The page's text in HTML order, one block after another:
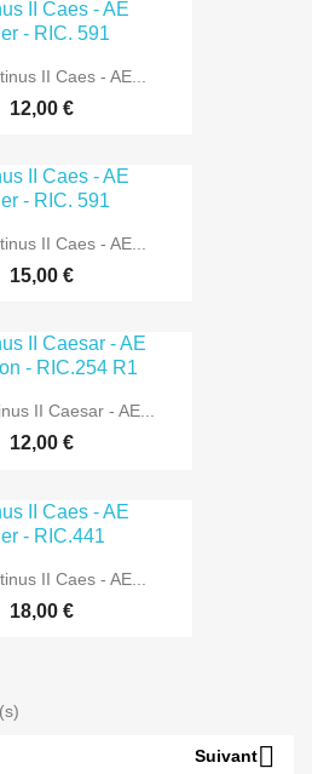
II Caes - AE...
12,00 €
II Caes - AE...
15,00 €
II Caesar - AE...
12,00 €
II Caes - AE...
18,00 €
Suivant